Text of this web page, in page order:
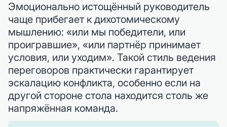
Эмоционально истощённый руководитель
чаще прибегает к дихотомическому
мышлению: «или мы победители, или
проигравшие», «или партнёр принимает
условия, или уходим». Такой стиль ведения
переговоров практически гарантирует
эскалацию конфликта, особенно если на
другой стороне стола находится столь же
напряжённая команда.